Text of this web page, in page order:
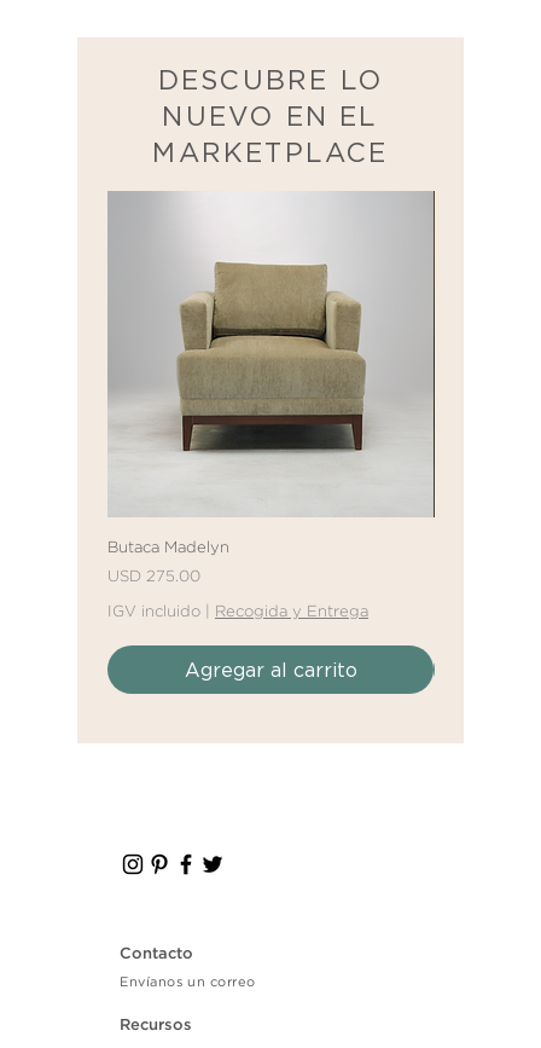
DESCUBRE LO
NUEVO EN EL
MARKETPLACE
Butaca Madelyn
Precio
USD 275.00
IGV incluido Recogida y Entrega
Agregar al carrito
Contacto
Envíanos un correo
Recursos